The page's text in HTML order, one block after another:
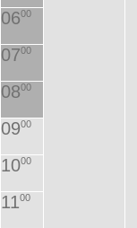
0600
0700
0800
0900
1000
1100